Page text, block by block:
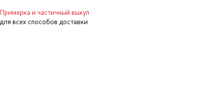
Примерка и частичный выкуп
для всех способов доставки